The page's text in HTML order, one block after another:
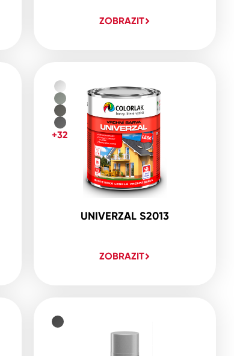
ZOBRAZIT
UNIVERZAL S2013
ZOBRAZIT
+32